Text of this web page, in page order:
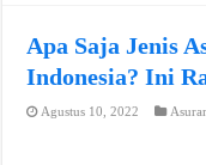
Apa Saja Jenis
Indonesia? Ini
Agustus 10, 2022